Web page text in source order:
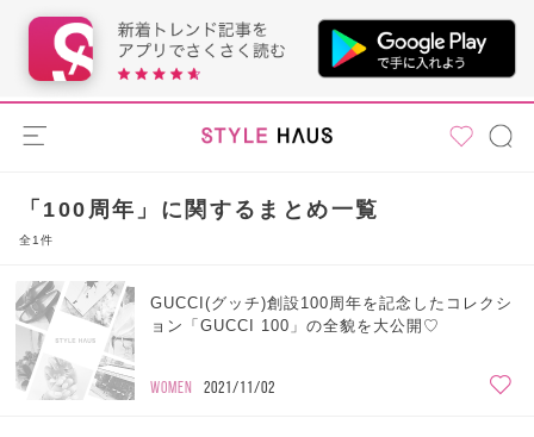
「100周年」に関するまとめ一覧
全1件
GUCCI(グッチ)創設100周年を記念したコレクシ
ョン「GUCCI 100」の全貌を大公開♡
WOMEN 2021/11/02